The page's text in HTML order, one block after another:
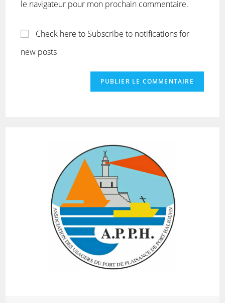
le navigateur pour mon prochain commentaire.
Check here to Subscribe to notifications for
new posts